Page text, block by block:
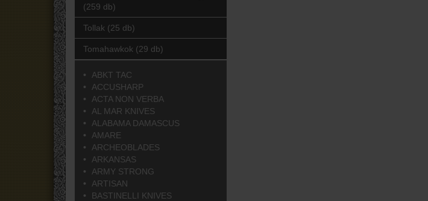
(259 db)
Tollak (25 db)
Tomahawkok (29 db)
ABKT TAC
ACCUSHARP
ACTA NON VERBA
AL MAR KNIVES
ALABAMA DAMASCUS
AMARE
ARCHEOBLADES
ARKANSAS
ARMY STRONG
ARTISAN
BASTINELLI KNIVES